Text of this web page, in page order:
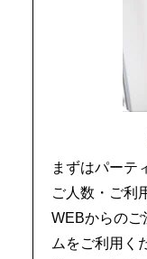
まずはパーテ
ご人数・ご利
WEBからのご
ムをご利用く